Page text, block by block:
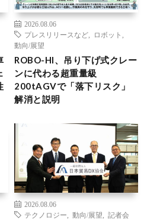
2026.08.06
プレスリリースなど
ロボット
動向/展望
ROBO-HI、吊り下げ式クレー
ンに代わる超重量級
200tAGVで「落下リスク」
解消と説明
2026.08.06
テクノロジー
動向/展望
記者会